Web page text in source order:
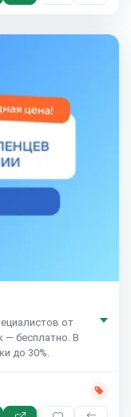
от
— бесплатно. В
до 30%.